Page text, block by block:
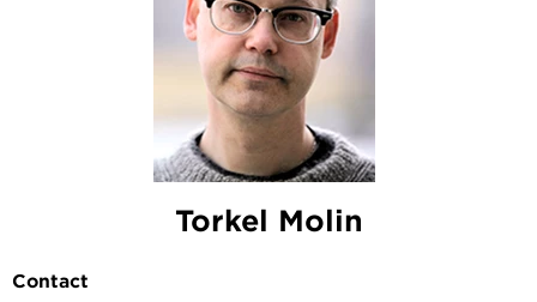
Torkel Molin
Contact